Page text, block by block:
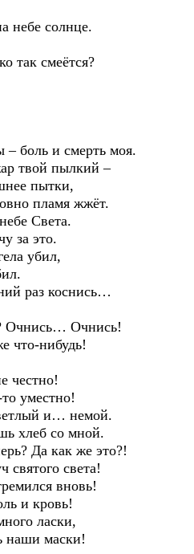
небе солнце.
так смеётся?
боль и смерть моя.
твой пылкий –
пытки,
пламя жжёт.
Света.
за это.
убил,
раз коснись…
Очнись… Очнись!
что-нибудь!
честно!
уместно!
и… немой.
хлеб со мной.
Да как же это?!
света!
вновь!
и кровь!
ласки,
наши маски!